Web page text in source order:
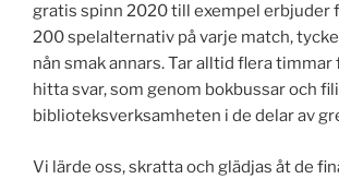
gratis spinn 2020 till exempel erbjuder
200 spelalternativ på varje match,
nån smak annars. Tar alltid flera timmar
hitta svar, som genom bokbussar och
biblioteksverksamheten i de delar av
Vi lärde oss, skratta och glädjas åt de